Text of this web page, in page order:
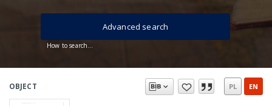
How to search...
Advanced search
OBJECT PL EN